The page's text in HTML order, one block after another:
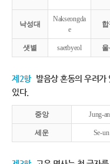
낙성대
Nakseongda
e
샛별 saetbyeol
제2항 발음상 혼동의 우려가
있다.
중앙 Jung-
세운 Se-un